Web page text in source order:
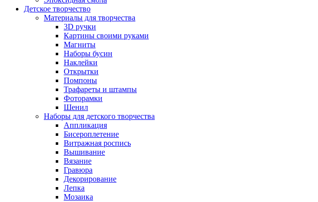
Детское творчество
Материалы для творчества
3D ручки
Картины своими руками
Магниты
Наборы бусин
Наклейки
Открытки
Помпоны
Трафареты и штампы
Фоторамки
Шенил
Наборы для детского творчества
Аппликация
Бисероплетение
Витражная роспись
Вышивание
Вязание
Гравюра
Декорирование
Лепка
Мозаика